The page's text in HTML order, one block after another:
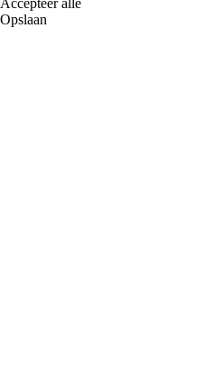
Opslaan